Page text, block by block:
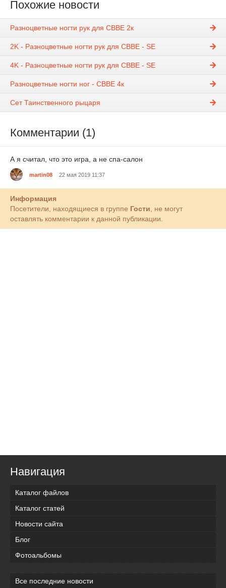
Похожие новости
Разноцветные ногти рук для CBBE 2к
2K - Разноцветные ногти рук для CBBE - SE
4K - Разноцветные ногти рук для CBBE - SE
Разноцветные ногти ног - CBBE 4к
Сет Таинственного рыцаря
Комментарии (1)
А я считал, что это игра, а не спа-салон
martin08 22 мая 2019 11:37
Информация
Посетители, находящиеся в группе Гости, не могут
оставлять комментарии к данной публикации.
Навигация
Каталог файлов
Каталог статей
Новости сайта
Блог
Фотоальбомы
Все последние новости